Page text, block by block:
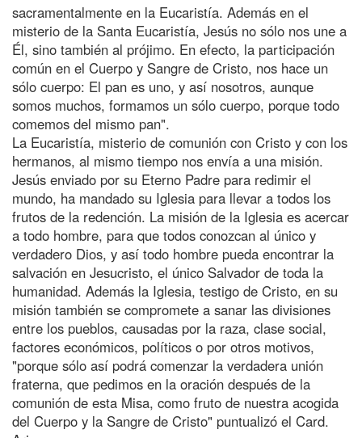
sacramentalmente en la Eucaristía. Además en el
misterio de la Santa Eucaristía, Jesús no sólo nos une a
Él, sino también al prójimo. En efecto, la participación
común en el Cuerpo y Sangre de Cristo, nos hace un
sólo cuerpo: El pan es uno, y así nosotros, aunque
somos muchos, formamos un sólo cuerpo, porque todo
comemos del mismo pan".
La Eucaristía, misterio de comunión con Cristo y con los
hermanos, al mismo tiempo nos envía a una misión.
Jesús enviado por su Eterno Padre para redimir el
mundo, ha mandado su Iglesia para llevar a todos los
frutos de la redención. La misión de la Iglesia es acercar
a todo hombre, para que todos conozcan al único y
verdadero Dios, y así todo hombre pueda encontrar la
salvación en Jesucristo, el único Salvador de toda la
humanidad. Además la Iglesia, testigo de Cristo, en su
misión también se compromete a sanar las divisiones
entre los pueblos, causadas por la raza, clase social,
factores económicos, políticos o por otros motivos,
"porque sólo así podrá comenzar la verdadera unión
fraterna, que pedimos en la oración después de la
comunión de esta Misa, como fruto de nuestra acogida
del Cuerpo y la Sangre de Cristo" puntualizó el Card.